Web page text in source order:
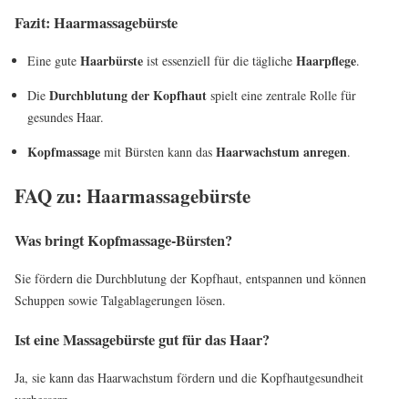
Fazit: Haarmassagebürste
Eine gute Haarbürste ist essenziell für die tägliche Haarpflege.
Die Durchblutung der Kopfhaut spielt eine zentrale Rolle für
gesundes Haar.
Kopfmassage mit Bürsten kann das Haarwachstum anregen.
FAQ zu: Haarmassagebürste
Was bringt Kopfmassage-Bürsten?
Sie fördern die Durchblutung der Kopfhaut, entspannen und können
Schuppen sowie Talgablagerungen lösen.
Ist eine Massagebürste gut für das Haar?
Ja, sie kann das Haarwachstum fördern und die Kopfhautgesundheit